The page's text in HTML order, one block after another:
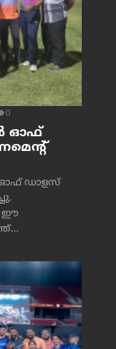
0
ഓഫ്
ഡാളസ്
ഈ